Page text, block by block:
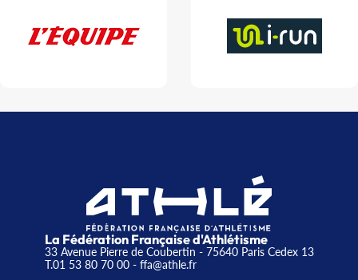
La Fédération Française d'Athlétisme
33 Avenue Pierre de Coubertin - 75640 Paris Cedex 13
T.01 53 80 70 00- ffa@athle.fr